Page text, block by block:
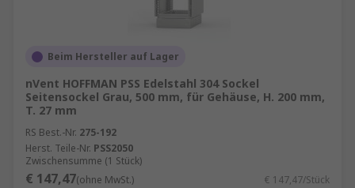
Beim Hersteller auf Lager
nVent HOFFMAN PSS Edelstahl 304 Sockel
Seitensockel Grau, 500 mm, für Gehäuse, H. 200 mm,
T. 27 mm
RS Best.-Nr. 275-192
Herst. Teile-Nr. PSS2050
Zwischensumme (1 Stück)
€ 147,47(ohne MwSt.) € 147,47/Stück